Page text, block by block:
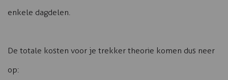
enkele dagdelen.
De totale kosten voor je trekker theorie komen dus neer
op: